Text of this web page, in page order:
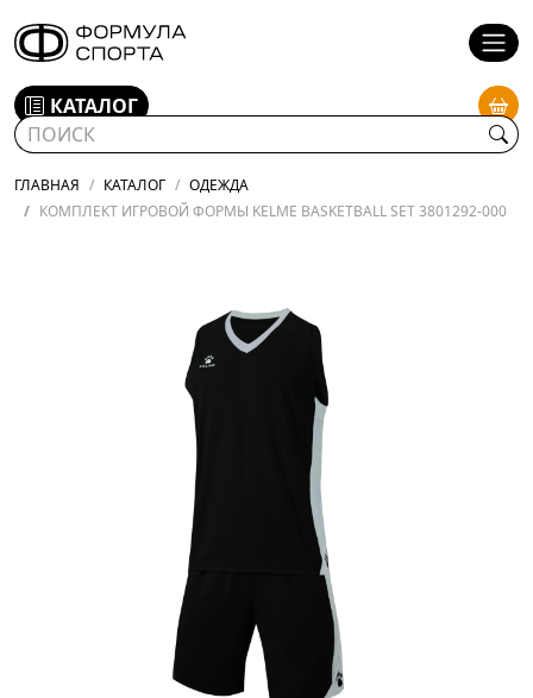
КАТАЛОГ
ГЛАВНАЯ КАТАЛОГ
ОДЕЖДА
КОМПЛЕКТ ИГРОВОЙ ФОРМЫ KELME BASKETBALL SET 3801292-000